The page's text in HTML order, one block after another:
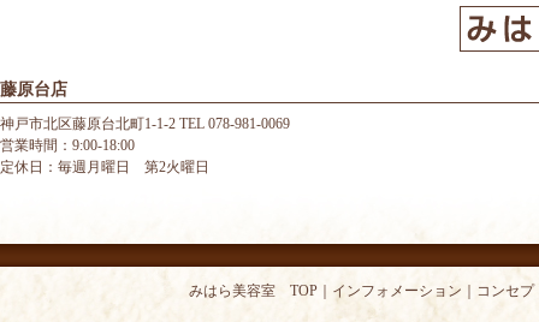
藤原台店
神戸市北区藤原台北町1-1-2 TEL 078-981-0069
営業時間：9:00-18:00
定休日：毎週月曜日 第2火曜日
みはら美容室 TOP インフォメーション コンセプ